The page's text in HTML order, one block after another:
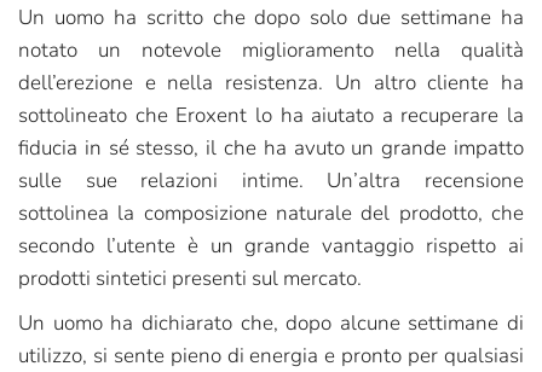
Un uomo ha scritto che dopo solo due settimane ha
notato un notevole miglioramento nella qualità
dell’erezione e nella resistenza. Un altro cliente ha
sottolineato che Eroxent lo ha aiutato a recuperare la
fiducia in sé stesso, il che ha avuto un grande impatto
sulle sue relazioni intime. Un’altra recensione
sottolinea la composizione naturale del prodotto, che
secondo l’utente è un grande vantaggio rispetto ai
prodotti sintetici presenti sul mercato.
Un uomo ha dichiarato che, dopo alcune settimane di
utilizzo, si sente pieno di energia e pronto per qualsiasi